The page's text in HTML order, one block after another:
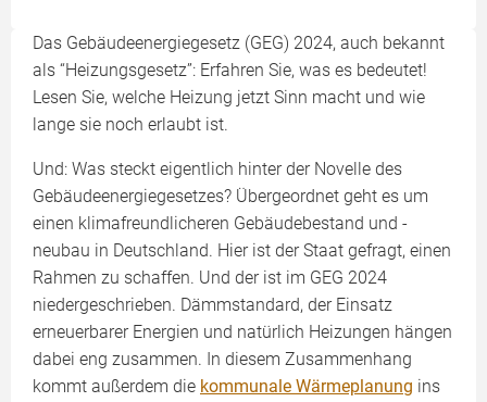
Das Gebäudeenergiegesetz (GEG) 2024, auch bekannt
als “Heizungsgesetz”: Erfahren Sie, was es bedeutet!
Lesen Sie, welche Heizung jetzt Sinn macht und wie
lange sie noch erlaubt ist.
Und: Was steckt eigentlich hinter der Novelle des
Gebäudeenergiegesetzes? Übergeordnet geht es um
einen klimafreundlicheren Gebäudebestand und -
neubau in Deutschland. Hier ist der Staat gefragt, einen
Rahmen zu schaffen. Und der ist im GEG 2024
niedergeschrieben. Dämmstandard, der Einsatz
erneuerbarer Energien und natürlich Heizungen hängen
dabei eng zusammen. In diesem Zusammenhang
kommt außerdem die kommunale Wärmeplanung ins